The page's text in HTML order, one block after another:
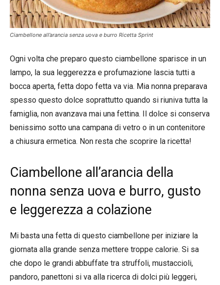
Ciambellone all’arancia senza uova e burro Ricetta Sprint
Ogni volta che preparo questo ciambellone sparisce in un
lampo, la sua leggerezza e profumazione lascia tutti a
bocca aperta, fetta dopo fetta va via. Mia nonna preparava
spesso questo dolce soprattutto quando si riuniva tutta la
famiglia, non avanzava mai una fettina. Il dolce si conserva
benissimo sotto una campana di vetro o in un contenitore
a chiusura ermetica. Non resta che scoprire la ricetta!
Ciambellone all’arancia della
nonna senza uova e burro, gusto
e leggerezza a colazione
Mi basta una fetta di questo ciambellone per iniziare la
giornata alla grande senza mettere troppe calorie. Si sa
che dopo le grandi abbuffate tra struffoli, mustaccioli,
pandoro, panettoni si va alla ricerca di dolci più leggeri,